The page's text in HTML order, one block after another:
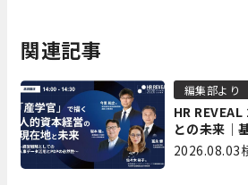
関連記事
HR
との未来｜
ート後編
編集部より
2026.08.03